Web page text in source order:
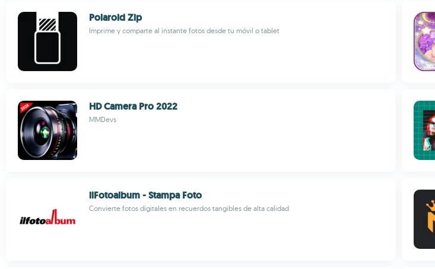
Polaroid Zip
Imprime y comparte al instante fotos desde tu móvil o tablet
HD Camera Pro 2022
MMDevs
ilFotoalbum - Stampa Foto
Convierte fotos digitales en recuerdos tangibles de alta calidad